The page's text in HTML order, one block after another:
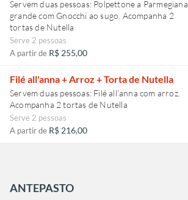
Servem duas pessoas: Polpettone a Parmegiana
grande com Gnocchi ao sugo. Acompanha 2
tortas de Nutella
Serve 2 pessoas
A partir de R$ 255,00
Filé all'anna + Arroz + Torta de Nutella
Servem duas pessoas: Filé all'anna com arroz.
Acompanha 2 tortas de Nutella
Serve 2 pessoas
A partir de R$ 216,00
ANTEPASTO